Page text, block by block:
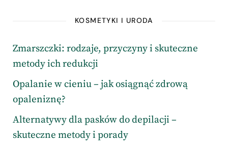
KOSMETYKI I URODA
Zmarszczki: rodzaje, przyczyny i skuteczne
metody ich redukcji
Opalanie w cieniu – jak osiągnąć zdrową
opaleniznę?
Alternatywy dla pasków do depilacji –
skuteczne metody i porady